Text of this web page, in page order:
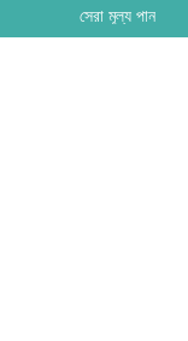
সেরা মূল্য পান